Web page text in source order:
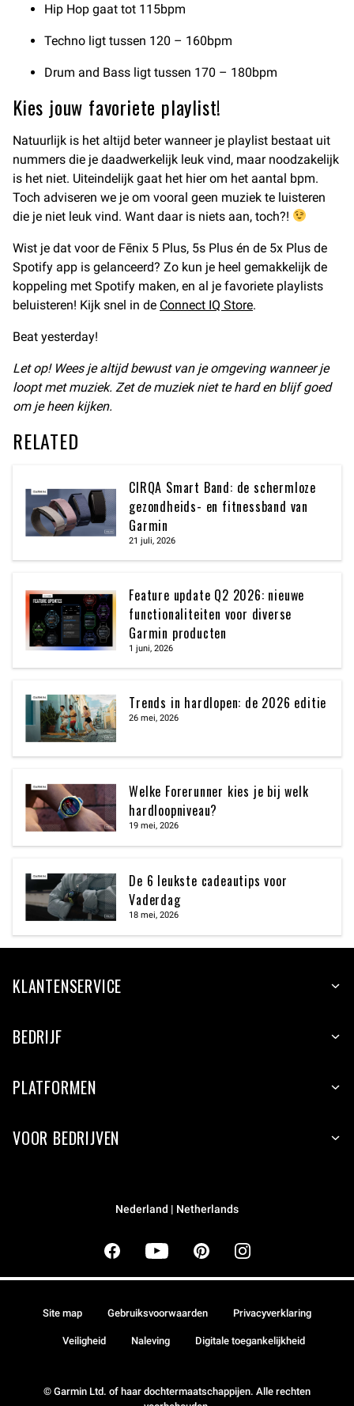
Hip Hop gaat tot 115bpm
Techno ligt tussen 120 – 160bpm
Drum and Bass ligt tussen 170 – 180bpm
Kies jouw favoriete playlist!
Natuurlijk is het altijd beter wanneer je playlist bestaat uit
nummers die je daadwerkelijk leuk vind, maar noodzakelijk
is het niet. Uiteindelijk gaat het hier om het aantal bpm.
Toch adviseren we je om vooral geen muziek te luisteren
die je niet leuk vind. Want daar is niets aan, toch?!
Wist je dat voor de Fēnix 5 Plus, 5s Plus én de 5x Plus de
Spotify app is gelanceerd? Zo kun je heel gemakkelijk de
koppeling met Spotify maken, en al je favoriete playlists
beluisteren! Kijk snel in de Connect IQ Store.
Beat yesterday!
Let op! Wees je altijd bewust van je omgeving wanneer je
loopt met muziek. Zet de muziek niet te hard en blijf goed
om je heen kijken.
RELATED
CIRQA Smart Band: de schermloze
gezondheids- en fitnessband van
Garmin
21 juli, 2026
Feature update Q2 2026: nieuwe
functionaliteiten voor diverse
Garmin producten
1 juni, 2026
Trends in hardlopen: de 2026 editie
26 mei, 2026
Welke Forerunner kies je bij welk
hardloopniveau?
19 mei, 2026
De 6 leukste cadeautips voor
Vaderdag
18 mei, 2026
KLANTENSERVICE
BEDRIJF
PLATFORMEN
VOOR BEDRIJVEN
Nederland | Netherlands
© Garmin Ltd. of haar dochtermaatschappijen. Alle rechten
Site map Gebruiksvoorwaarden Privacyverklaring
Veiligheid Naleving Digitale toegankelijkheid